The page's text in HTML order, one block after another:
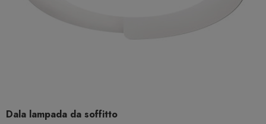
Dala lampada da soffitto